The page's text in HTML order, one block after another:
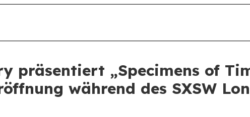
präsentiert „Specimens of
während des SXSW